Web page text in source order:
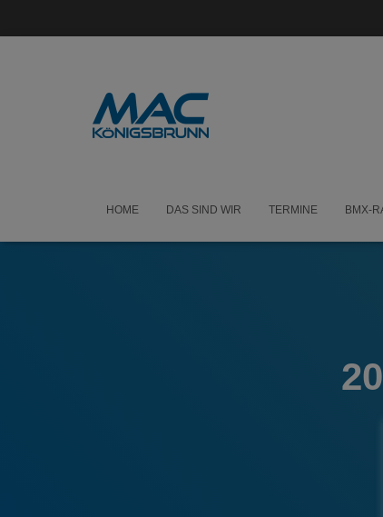
HOME DAS SIND WIR TERMINE BMX-